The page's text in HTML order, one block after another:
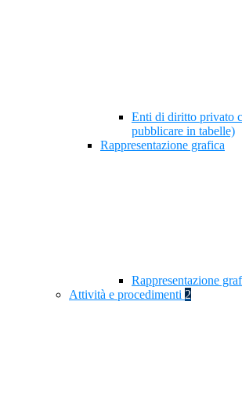
Enti di diritto privato
pubblicare in tabelle)
Rappresentazione grafica
Rappresentazione
Attività e procedimenti 2